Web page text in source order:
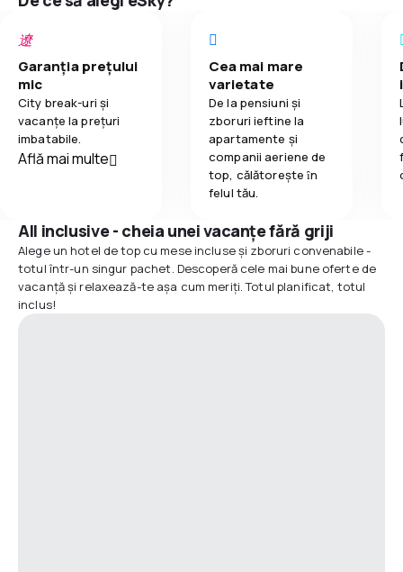
Garanția prețului
mic
City break-uri și
vacanțe la prețuri
imbatabile.
Află mai multe
Cea mai mare
varietate
De la pensiuni și
zboruri ieftine la
apartamente și
companii aeriene de
top, călătoreşte ȋn
felul tău.
All inclusive - cheia unei vacanțe fără griji
Alege un hotel de top cu mese incluse și zboruri convenabile -
totul într-un singur pachet. Descoperă cele mai bune oferte de
vacanță și relaxează-te așa cum meriți. Totul planificat, totul
inclus!